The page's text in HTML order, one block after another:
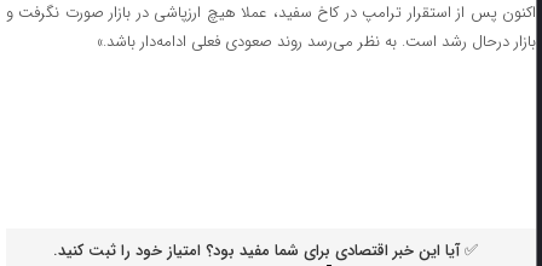
اکنون پس از استقرار ترامپ در کاخ سفید، عملا هیچ ارزپاشی در بازار صورت نگرفت و
بازار درحال رشد است. به نظر می‌رسد روند صعودی فعلی ادامه‌دار باشد.»
✅ آیا این خبر اقتصادی برای شما مفید بود؟ امتیاز خود را ثبت کنید.